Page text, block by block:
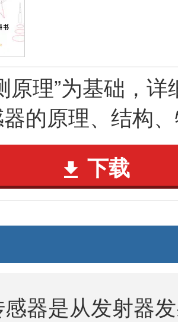
原理”为基础，详
的原理、结构
下载
器是从发射器